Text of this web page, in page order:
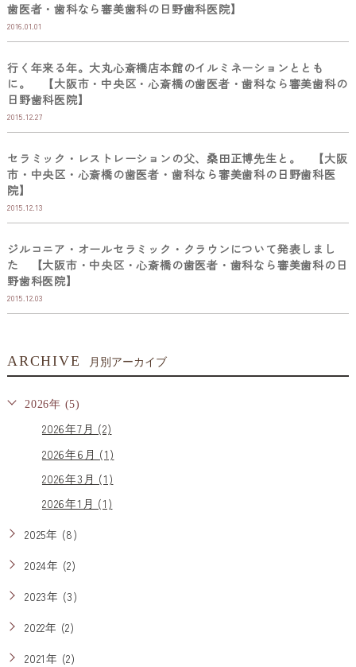
歯医者・歯科なら審美歯科の日野歯科医院】
2016.01.01
行く年来る年。大丸心斎橋店本館のイルミネーションととも
に。 【大阪市・中央区・心斎橋の歯医者・歯科なら審美歯科の
日野歯科医院】
2015.12.27
セラミック・レストレーションの父、桑田正博先生と。 【大阪
市・中央区・心斎橋の歯医者・歯科なら審美歯科の日野歯科医
院】
2015.12.13
ジルコニア・オールセラミック・クラウンについて発表しまし
た 【大阪市・中央区・心斎橋の歯医者・歯科なら審美歯科の日
野歯科医院】
2015.12.03
ARCHIVE 月別アーカイブ
2026年 (5)
2026年7月 (2)
2026年6月 (1)
2026年3月 (1)
2026年1月 (1)
2025年 (8)
2024年 (2)
2023年 (3)
2022年 (2)
2021年 (2)